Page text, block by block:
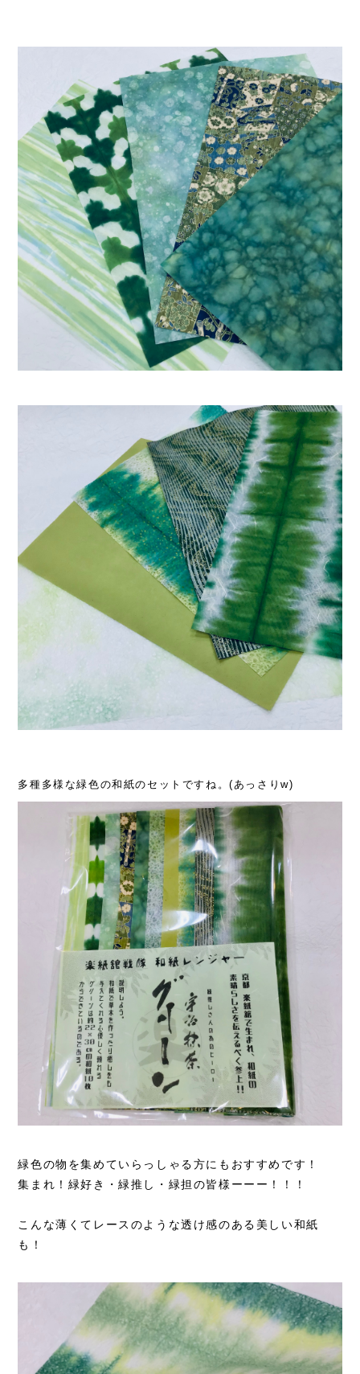
多種多様な緑色の和紙のセットですね。(あっさりw)
緑色の物を集めていらっしゃる方にもおすすめです！
集まれ！緑好き・緑推し・緑担の皆様ーーー！！！
こんな薄くてレースのような透け感のある美しい和紙
も！